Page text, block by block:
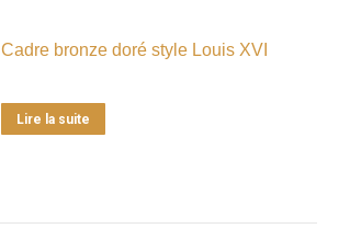
Cadre bronze doré style Louis XVI
Lire la suite